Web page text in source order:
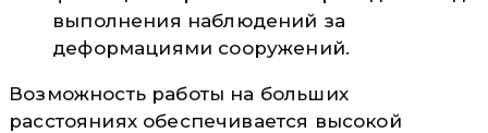
выполнения наблюдений за
деформациями сооружений.
Возможность работы на больших
расстояниях обеспечивается высокой